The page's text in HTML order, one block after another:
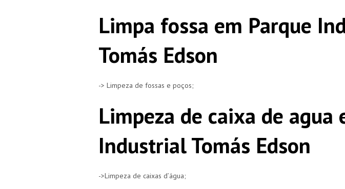
Limpa fossa em Parque
Tomás Edson
-> Limpeza de fossas e poços;
Limpeza de caixa de agua
Industrial Tomás Edson
->Limpeza de caixas d’água;